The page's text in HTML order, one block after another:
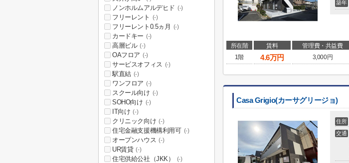
築年
所在階 賃料 管理費・共益費
1階
4.6万円 3,000円
Casa Grigio(カーサグリージョ)
住所
交通
ノンホルムアルデヒド (-)
フリーレント (-)
フリーレント0.5ヵ月 (-)
カードキー (-)
高層ビル (-)
OAフロア (-)
サービスオフィス (-)
駅直結 (-)
ワンフロア (-)
スクール向け (-)
SOHO向け (-)
IT向け (-)
クリニック向け (-)
住宅金融支援機構利用可 (-)
オープンハウス (-)
UR賃貸 (-)
住宅供給公社（JKK） (-)